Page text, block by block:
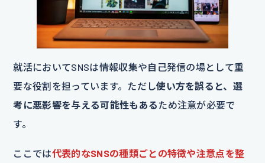
就活においてSNSは情報収集や自己発信の場として重
要な役割を担っています。ただし使い方を誤ると、選
考に悪影響を与える可能性もあるため注意が必要で
す。
ここでは代表的なSNSの種類ごとの特徴や注意点を整